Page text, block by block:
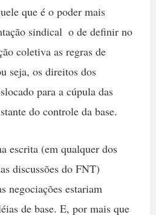
que é o poder mais
sindical  o de definir no
coletiva as regras de
seja, os direitos dos
para a cúpula das
do controle da base.
escrita (em qualquer dos
discussões do FNT)
negociações estariam
de base. E, por mais que